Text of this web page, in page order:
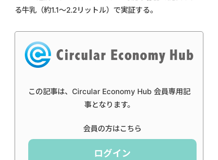
る牛乳（約1.1～2.2リットル）で実証する。
この記事は、Circular Economy Hub 会員専用記
事となります。
会員の方はこちら
ログイン